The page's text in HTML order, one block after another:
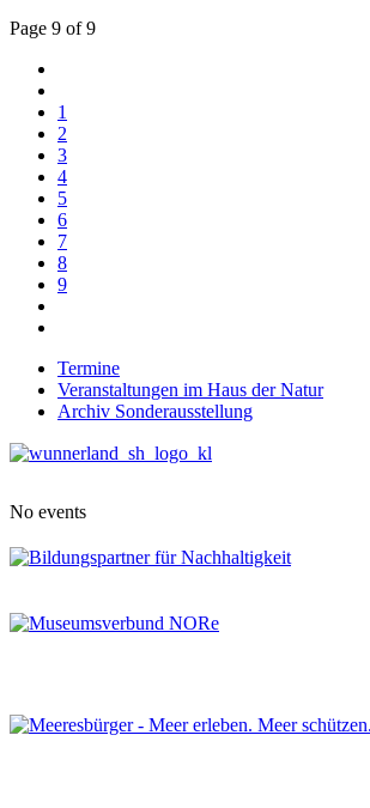
Page 9 of 9
1
2
3
4
5
6
7
8
9
Termine
Veranstaltungen im Haus der Natur
Archiv Sonderausstellung
No events